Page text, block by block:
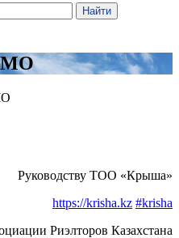
Руководству ТОО «Крыша»
https://krisha.kz #krisha
Риэлторов Казахстана